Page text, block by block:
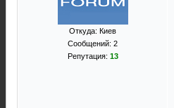
Откуда: Киев
Сообщений: 2
Репутация: 13